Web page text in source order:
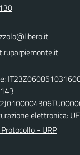
elettronica:
- URP